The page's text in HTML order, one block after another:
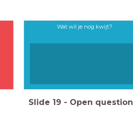
Wat wil je nog kwijt?
Slide 19 - Open question